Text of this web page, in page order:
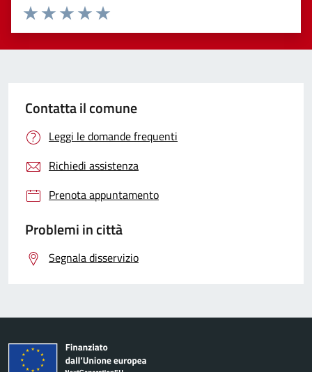
Valuta 5 stelle su 5
Valuta 4 stelle su 5
Valuta 3 stelle su 5
Valuta 2 stelle su 5
Valuta 1 stelle su 5
Contatta il comune
Leggi le domande frequenti
Richiedi assistenza
Prenota appuntamento
Problemi in città
Segnala disservizio